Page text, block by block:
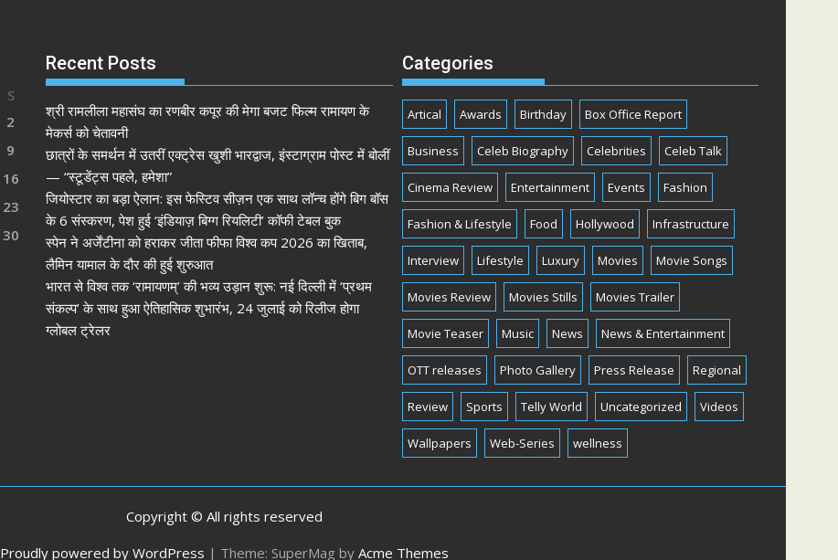
S
2
9
16
23
30
Recent Posts
श्री रामलीला महासंघ का रणबीर कपूर की मेगा बजट फिल्म रामायण के
मेकर्स को चेतावनी
छात्रों के समर्थन में उतरीं एक्ट्रेस खुशी भारद्वाज, इंस्टाग्राम पोस्ट में बोलीं
— “स्टूडेंट्स पहले, हमेशा”
जियोस्टार का बड़ा ऐलान: इस फेस्टिव सीज़न एक साथ लॉन्च होंगे बिग बॉस
के 6 संस्करण, पेश हुई ‘इंडियाज़ बिग्ग रियलिटी’ कॉफी टेबल बुक
स्पेन ने अर्जेंटीना को हराकर जीता फीफा विश्व कप 2026 का खिताब,
लैमिन यामाल के दौर की हुई शुरुआत
भारत से विश्व तक ‘रामायणम्’ की भव्य उड़ान शुरू: नई दिल्ली में ‘प्रथम
संकल्प’ के साथ हुआ ऐतिहासिक शुभारंभ, 24 जुलाई को रिलीज होगा
ग्लोबल ट्रेलर
Categories
Artical Awards Birthday Box Office Report
Business Celeb Biography Celebrities Celeb Talk
Cinema Review Entertainment Events Fashion
Fashion & Lifestyle Food Hollywood Infrastructure
Interview Lifestyle Luxury Movies Movie Songs
Movies Review Movies Stills Movies Trailer
Movie Teaser Music News News & Entertainment
OTT releases Photo Gallery Press Release Regional
Review Sports Telly World Uncategorized Videos
Wallpapers Web-Series wellness
Copyright © All rights reserved
Proudly powered by WordPress | Theme: SuperMag by Acme Themes